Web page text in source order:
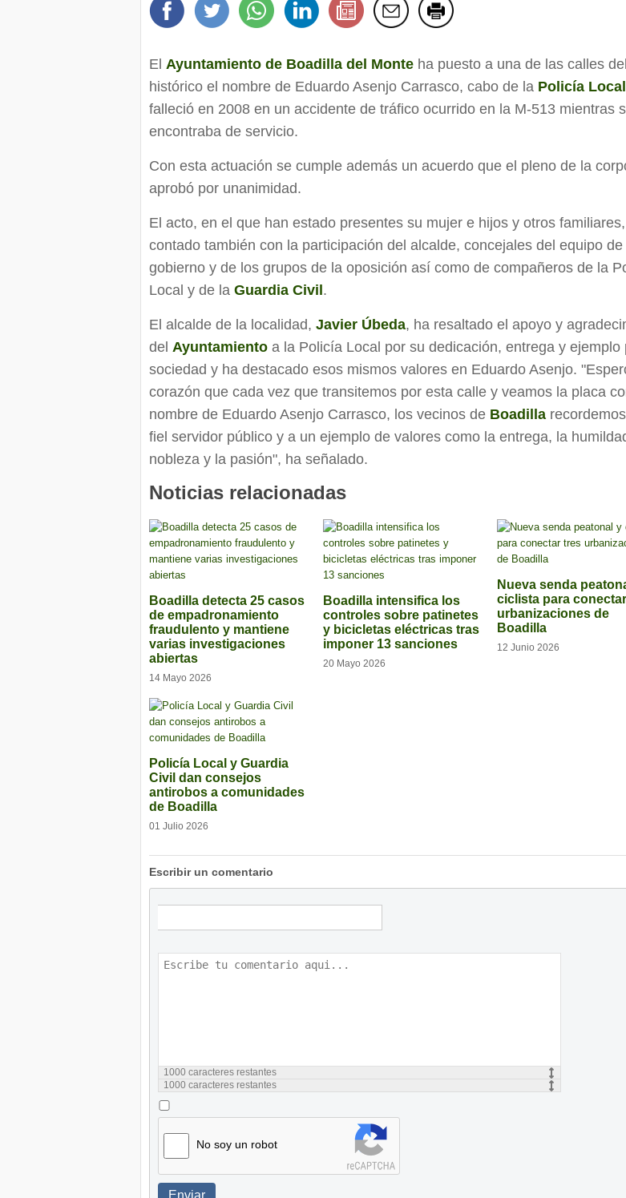
El Ayuntamiento de Boadilla del Monte ha puesto a una de las calles
histórico el nombre de Eduardo Asenjo Carrasco, cabo de la Policía Local
falleció en 2008 en un accidente de tráfico ocurrido en la M-513 mientras
encontraba de servicio.
Con esta actuación se cumple además un acuerdo que el pleno de la
aprobó por unanimidad.
El acto, en el que han estado presentes su mujer e hijos y otros
contado también con la participación del alcalde, concejales del equipo de
gobierno y de los grupos de la oposición así como de compañeros de la
Local y de la Guardia Civil .
El alcalde de la localidad, Javier Úbeda, ha resaltado el apoyo y
del Ayuntamiento a la Policía Local por su dedicación, entrega y ejemplo
sociedad y ha destacado esos mismos valores en Eduardo Asenjo.
corazón que cada vez que transitemos por esta calle y veamos la placa
nombre de Eduardo Asenjo Carrasco, los vecinos de Boadilla
fiel servidor público y a un ejemplo de valores como la entrega, la
nobleza y la pasión", ha señalado.
Noticias relacionadas
Boadilla detecta 25 casos
de empadronamiento
fraudulento y mantiene
varias investigaciones
abiertas
14 Mayo 2026
Boadilla intensifica los
controles sobre patinetes
y bicicletas eléctricas tras
imponer 13 sanciones
20 Mayo 2026
Nueva senda
ciclista para
urbanizaciones de
Boadilla
12 Junio 2026
Policía Local y Guardia
Civil dan consejos
antirobos a comunidades
de Boadilla
01 Julio 2026
Escribir un comentario
1000 caracteres restantes
1000 caracteres restantes
No soy un robot
Enviar